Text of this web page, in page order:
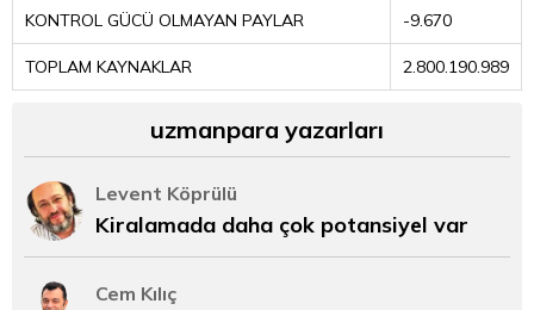
KONTROL GÜCÜ OLMAYAN PAYLAR -9.670
TOPLAM KAYNAKLAR 2.800.190.989
uzmanpara yazarları
Levent Köprülü
Kiralamada daha çok potansiyel var
Cem Kılıç